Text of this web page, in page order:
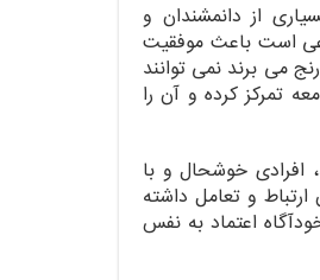
از دانمشندان و
است باعث موفقیت
می برند نمی توانند
تمرکز کرده و آن را
افرادی خوشحال و با
و تعامل داشته
اعتماد به نفس